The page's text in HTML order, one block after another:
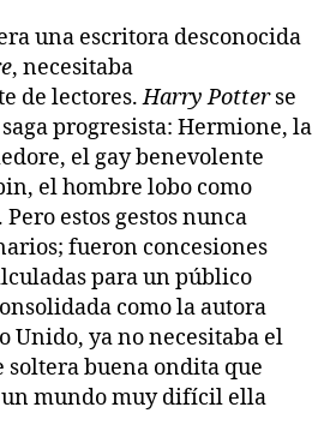
una escritora desconocida
, necesitaba
de lectores.Harry Potterse
progresista: Hermione, la
el gay benevolente
el hombre lobo como
estos gestos nunca
fueron concesiones
para un público
como la autora
Unido, ya no necesitaba el
soltera buena ondita que
mundo muy difícil ella